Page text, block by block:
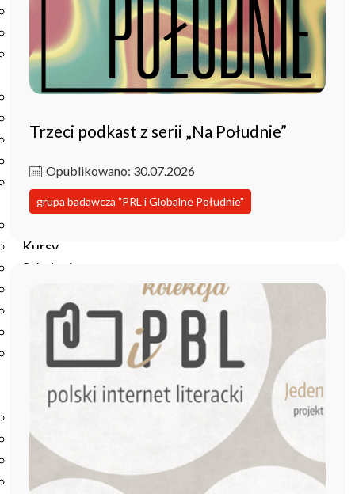
Archiwum
Instytucje współpracujące
Zamówienia publiczne
Nauka i badania
Bazy danych
Podręczniki
Repozytorium RCIN
Otwarta nauka
Edukacja
Kursy
Szkolenia
Szkoła Doktorska Anthropos
Erasmus
Olimpiada Literatury i Języka Polskiego
Olimpiada Literatury i Języka Polskiego dla Szkół
Biblioteka
Godziny otwarcia
Katalog
Nowości
Trzeci podkast z serii „Na Południe”
Opublikowano: 30.07.2026
grupa badawcza "PRL i Globalne Południe"